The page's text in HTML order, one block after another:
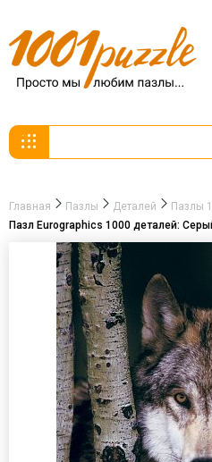
Главная Пазлы Деталей
Пазлы
Пазл Eurographics 1000 деталей: